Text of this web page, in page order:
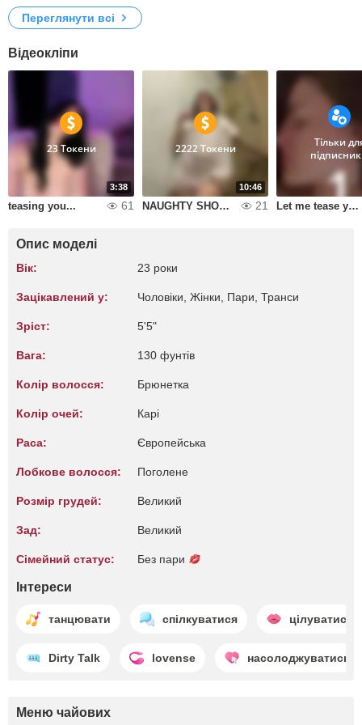
Переглянути всі
Відеокліпи
3:38
23 Токени
teasing you... 61
10:46
2222 Токени
NAUGHTY SHOWER 21
Тільки
Let me tease you
Опис моделі
Вік: 23 роки
Зацікавлений у: Чоловіки, Жiнки, Пари, Транси
Зріст: 5'5"
Вага: 130 фунтів
Колір волосся: Брюнетка
Колір очей: Карі
Раса: Європейська
Лобкове волосся: Поголене
Розмір грудей: Великий
Зад: Великий
Сімейний статус: Без пари
Інтереси
танцювати спілкуватися цілуватися
Dirty Talk lovense насолоджуватись
Меню чайових